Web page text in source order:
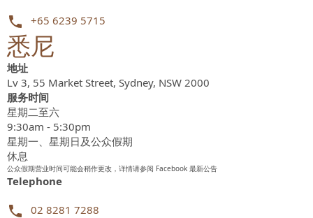
+65 6239 5715
悉尼
地址
Lv 3, 55 Market Street, Sydney, NSW 2000
服务时间
星期二至六
9:30am - 5:30pm
星期一、星期日及公众假期
休息
公众假期营业时间可能会稍作更改，详情请参阅 Facebook 最新公告
Telephone
02 8281 7288